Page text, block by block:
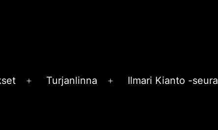
Avaa
Turjanlinna
Avaa
Ilmari Kianto -seura